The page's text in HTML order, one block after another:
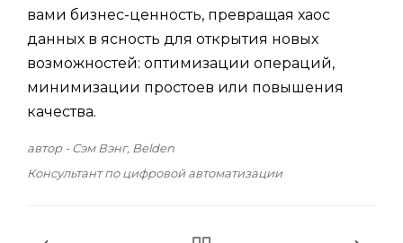
вами бизнес-ценность, превращая хаос
данных в ясность для открытия новых
возможностей: оптимизации операций,
минимизации простоев или повышения
качества.
автор - Сэм Вэнг, Belden
Консультант по цифровой автоматизации